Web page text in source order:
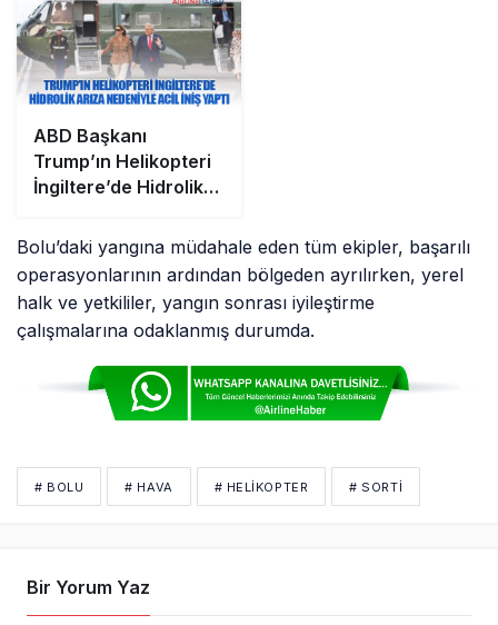
ABD Başkanı
Trump’ın Helikopteri
İngiltere’de Hidrolik
İniş Yaptı
Bolu’daki yangına müdahale eden tüm ekipler, başarılı
operasyonlarının ardından bölgeden ayrılırken, yerel
halk ve yetkililer, yangın sonrası iyileştirme
çalışmalarına odaklanmış durumda.
# BOLU # HAVA # HELIKOPTER # SORTI
Bir Yorum Yaz